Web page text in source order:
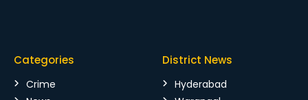
Categories
Crime
District News
Hyderabad